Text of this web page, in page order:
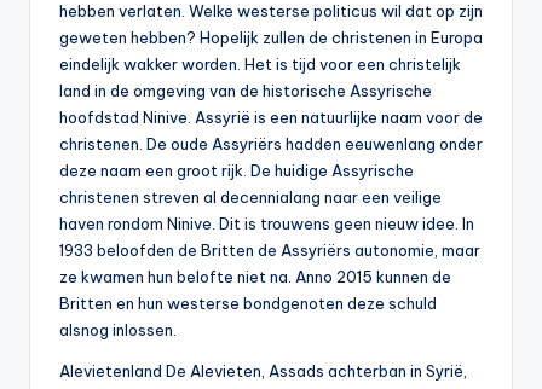
hebben verlaten. Welke westerse politicus wil dat op zijn
geweten hebben? Hopelijk zullen de christenen in Europa
eindelijk wakker worden. Het is tijd voor een christelijk
land in de omgeving van de historische Assyrische
hoofdstad Ninive. Assyrië is een natuurlijke naam voor de
christenen. De oude Assyriërs hadden eeuwenlang onder
deze naam een groot rijk. De huidige Assyrische
christenen streven al decennialang naar een veilige
haven rondom Ninive. Dit is trouwens geen nieuw idee. In
1933 beloofden de Britten de Assyriërs autonomie, maar
ze kwamen hun belofte niet na. Anno 2015 kunnen de
Britten en hun westerse bondgenoten deze schuld
alsnog inlossen.
Alevietenland De Alevieten, Assads achterban in Syrië,